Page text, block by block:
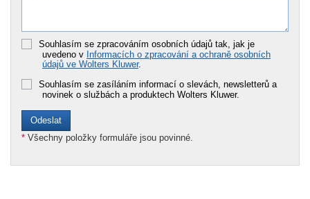
Souhlasím se zpracováním osobních údajů tak, jak je
uvedeno v Informacích o zpracování a ochraně osobních
údajů ve Wolters Kluwer.
Souhlasím se zasíláním informací o slevách, newsletterů a
novinek o službách a produktech Wolters Kluwer.
* Všechny položky formuláře jsou povinné.